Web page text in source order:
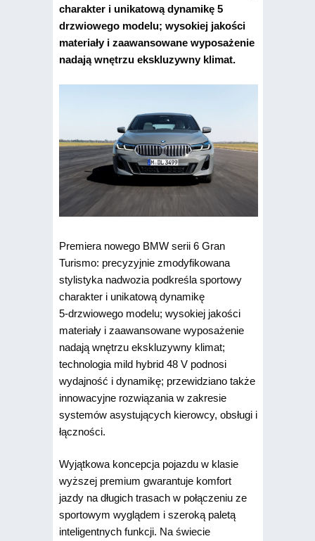
charakter i unikatową dynamikę 5
drzwiowego modelu; wysokiej jakości
materiały i zaawansowane wyposażenie
nadają wnętrzu ekskluzywny klimat.
Premiera nowego BMW serii 6 Gran
Turismo: precyzyjnie zmodyfikowana
stylistyka nadwozia podkreśla sportowy
charakter i unikatową dynamikę
5‑drzwiowego modelu; wysokiej jakości
materiały i zaawansowane wyposażenie
nadają wnętrzu ekskluzywny klimat;
technologia mild hybrid 48 V podnosi
wydajność i dynamikę; przewidziano także
innowacyjne rozwiązania w zakresie
systemów asystujących kierowcy, obsługi i
łączności.
Wyjątkowa koncepcja pojazdu w klasie
wyższej premium gwarantuje komfort
jazdy na długich trasach w połączeniu ze
sportowym wyglądem i szeroką paletą
inteligentnych funkcji. Na świecie